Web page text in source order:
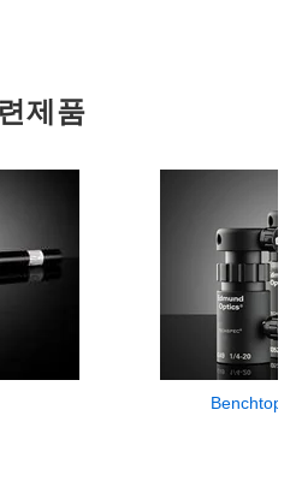
제품
Benchtop